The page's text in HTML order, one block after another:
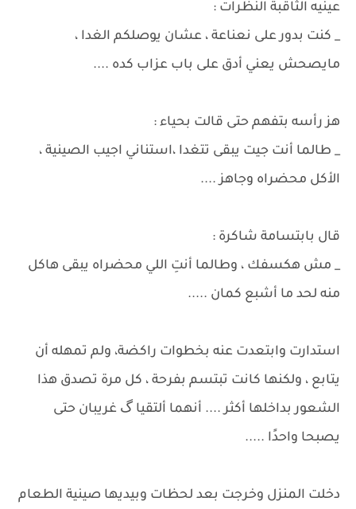
عينيه الثاقبة النظرات :
_ كنت بدور على نعناعة ، عشان يوصلكم الغدا ،
مايصحش يعني أدق على باب عزاب كده ....
هز رأسه بتفهم حتى قالت بحياء :
_ طالما أنت جيت يبقى تتغدا ،استناني اجيب الصينية ،
الأكل محضراه وجاهز ....
قال بابتسامة شاكرة :
_ مش هكسفك ، وطالما أنتِ اللي محضراه يبقى هاكل
منه لحد ما أشبع كمان .....
استدارت وابتعدت عنه بخطوات راكضة، ولم تمهله أن
يتابع ، ولكنها كانت تبتسم بفرحة ، كل مرة تصدق هذا
الشعور بداخلها أكثر .... أنهما ألتقيا گ غريبان حتى
يصبحا واحدًا .....
دخلت المنزل وخرجت بعد لحظات وبيديها صينية الطعام